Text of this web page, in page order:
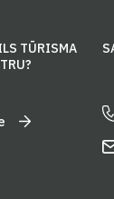
TŪRISMA